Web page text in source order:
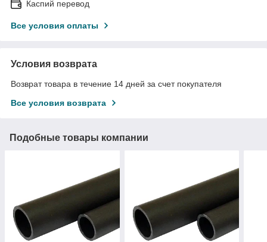
Каспий перевод
Все условия оплаты
Условия возврата
Возврат товара в течение 14 дней за счет покупателя
Все условия возврата
Подобные товары компании